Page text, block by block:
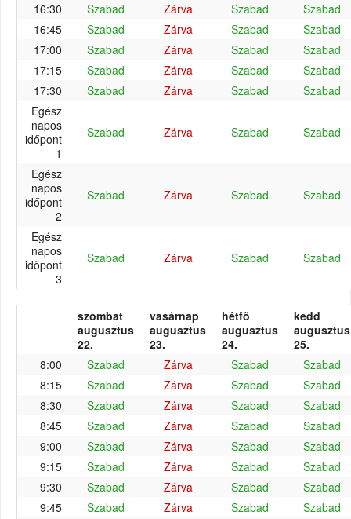
16:30 Szabad Zárva Szabad
Szabad
16:45
Szabad Zárva Szabad
Szabad
17:00
Szabad Zárva Szabad
Szabad
17:15
Szabad Zárva Szabad
Szabad
17:30
Szabad Zárva Szabad
Szabad
Egész
napos
időpont
1
Szabad Zárva Szabad Szabad
Egész
napos
időpont
2
Szabad Zárva Szabad Szabad
Egész
napos
időpont
3
Szabad Zárva Szabad Szabad
szombat
augusztus
22.
vasárnap
augusztus
23.
hétfő
augusztus
24.
kedd
augusztus
25.
8:00
Szabad Zárva Szabad
Szabad
8:15
Szabad Zárva Szabad
Szabad
8:30
Szabad Zárva Szabad
Szabad
8:45
Szabad Zárva Szabad
Szabad
9:00
Szabad Zárva Szabad
Szabad
9:15
Szabad Zárva Szabad
Szabad
9:30
Szabad Zárva Szabad
Szabad
9:45
Szabad Zárva Szabad
Szabad